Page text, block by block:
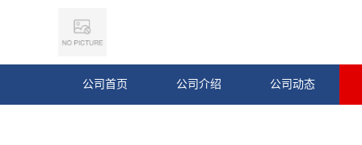
公司首页 公司介绍 公司动态